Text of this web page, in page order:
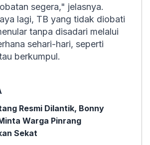
segera," jelasnya.
lagi, TB yang tidak diobati
tanpa disadari melalui
sehari-hari, seperti
berkumpul.
Resmi Dilantik, Bonny
Warga Pinrang
Sekat